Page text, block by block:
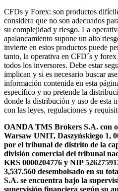
CFDs y Forex: son productos
considera que no son adecuados
su complejidad y riesgo. La
apalancamiento supone un alto
invierte en estos productos puede
tanto, la operativa en CFD´s y forex
todos los inversores. Debe estar
implican y si es necesario buscar
información contenida en esta
específico y no pretende la
donde la distribución y uso de esta
con las leyes, regulaciones y
OANDA TMS Brokers S.A. con
Warsaw UNIT, Daszyńskiego 1,
por el tribunal de distrito de la
división comercial del tribunal
KRS 0000204776 y NIP
3,537.560 desembolsado en su
S.A. se encuentra bajo la